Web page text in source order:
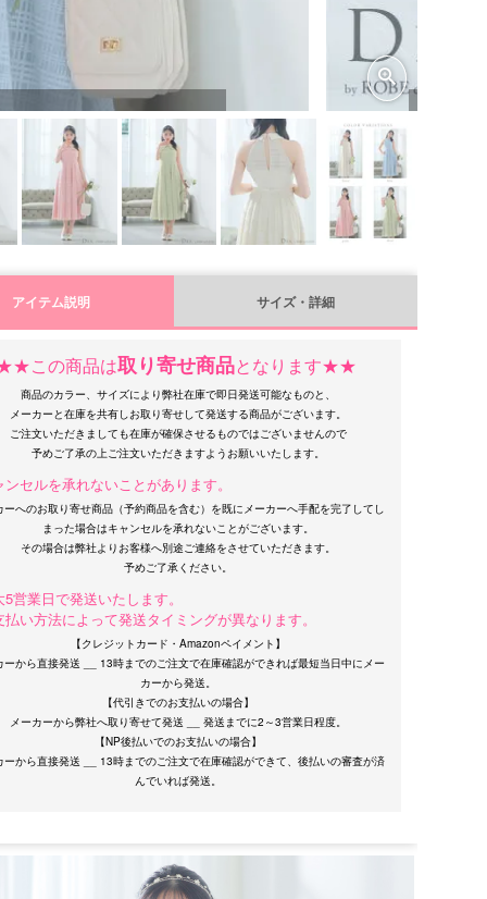
アイテム説明 サイズ・詳細
この商品は取り寄せ商品となります★★
商品のカラー、サイズにより弊社在庫で即日発送可能なものと、
メーカーと在庫を共有しお取り寄せして発送する商品がございます。
ご注文いただきましても在庫が確保させるものではございませんので
セルを承れないことがあります。
ーへのお取り寄せ商品（予約商品を含む）を既にメーカーへ手配を完了してし
まった場合はキャンセルを承れないことがございます。
その場合は弊社よりお客様へ別途ご連絡をさせていただきます。
営業日で発送いたします。
い方法によって発送タイミングが異なります。
【クレジットカード・Amazonペイメント】
ーから直接発送 __ 13時までのご注文で在庫確認ができれば最短当日中にメー
カーから発送。
【代引きでのお支払いの場合】
メーカーから弊社へ取り寄せて発送 __ 発送までに2～3営業日程度。
【NP後払いでのお支払いの場合】
ーから直接発送 __ 13時までのご注文で在庫確認ができて、後払いの審査が済